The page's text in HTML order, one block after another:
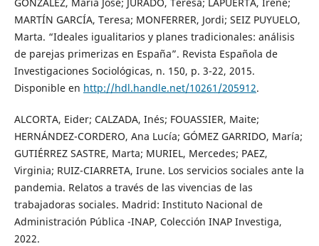
MARTÍN GARCÍA, Teresa; MONFERRER, Jordi; SEIZ PUYUELO,
Marta. “Ideales igualitarios y planes tradicionales: análisis
de parejas primerizas en España”. Revista Española de
Investigaciones Sociológicas, n. 150, p. 3-22, 2015.
Disponible en http://hdl.handle.net/10261/205912.
ALCORTA, Eider; CALZADA, Inés; FOUASSIER, Maite;
HERNÁNDEZ-CORDERO, Ana Lucía; GÓMEZ GARRIDO, María;
GUTIÉRREZ SASTRE, Marta; MURIEL, Mercedes; PAEZ,
Virginia; RUIZ-CIARRETA, Irune. Los servicios sociales ante la
pandemia. Relatos a través de las vivencias de las
trabajadoras sociales. Madrid: Instituto Nacional de
Administración Pública -INAP, Colección INAP Investiga,
2022.